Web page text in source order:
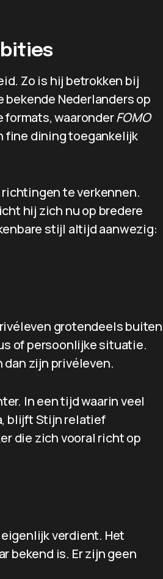
Zo is hij betrokken bij
bekende Nederlanders op
formats, waaronderFOMO
fine dining toegankelijk
te verkennen.
hij zich nu op bredere
stijl altijd aanwezig:
grotendeels buiten
of persoonlijke situatie.
zijn privéleven.
In een tijd waarin veel
blijft Stijn relatief
die zich vooral richt op
verdient. Het
bekend is. Er zijn geen